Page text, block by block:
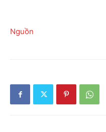
Nguồn